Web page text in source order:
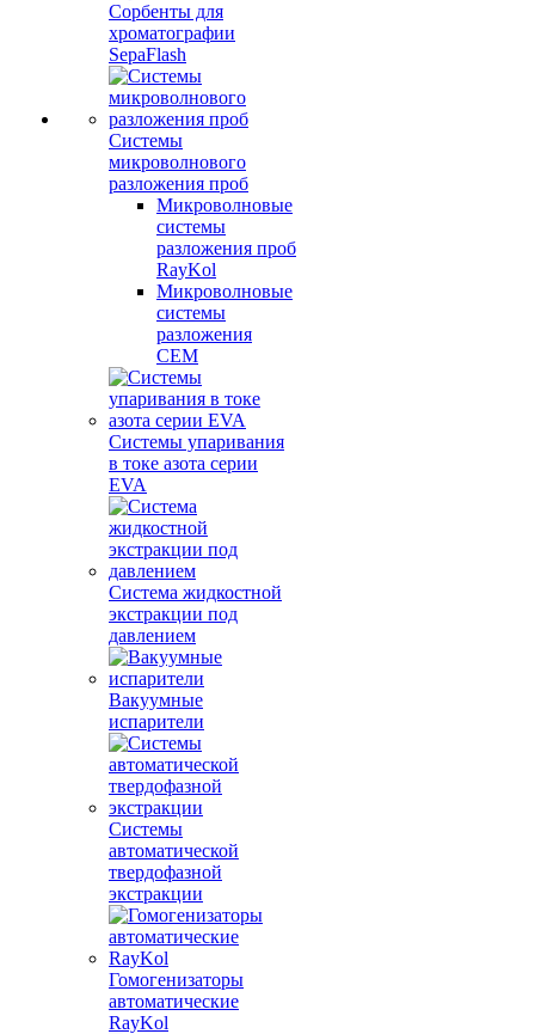
Сорбенты для
хроматографии
SepaFlash
Системы
микроволнового
разложения проб
Микроволновые
системы
разложения проб
RayKol
Микроволновые
системы
разложения
CEM
Системы упаривания
в токе азота серии
EVA
Система жидкостной
экстракции под
давлением
Вакуумные
испарители
Системы
автоматической
твердофазной
экстракции
Гомогенизаторы
автоматические
RayKol